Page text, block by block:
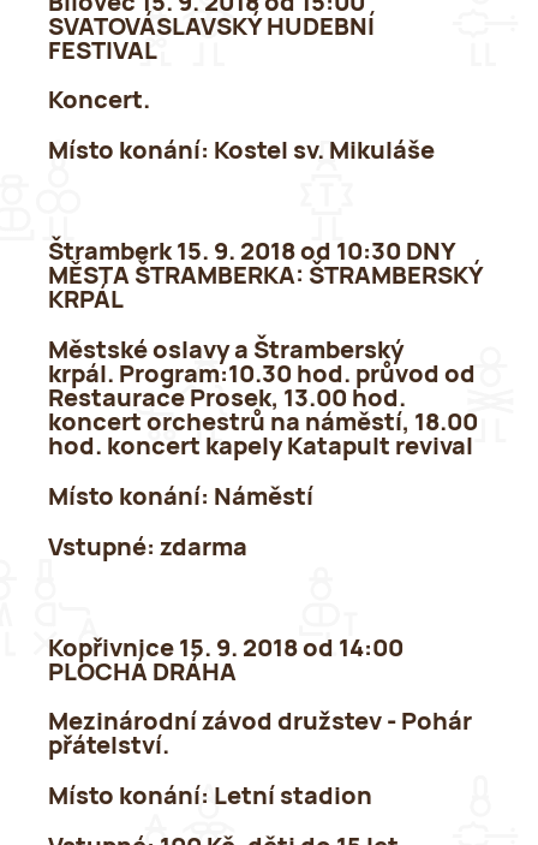
SVATOVÁSLAVSKÝ HUDEBNÍ
FESTIVAL
Koncert.
Místo konání: Kostel sv. Mikuláše
Štramberk 15. 9. 2018 od 10:30 DNY
MĚSTA ŠTRAMBERKA: ŠTRAMBERSKÝ
KRPÁL
Městské oslavy a Štramberský
krpál. Program:10.30 hod. průvod od
Restaurace Prosek, 13.00 hod.
koncert orchestrů na náměstí, 18.00
hod. koncert kapely Katapult revival
Místo konání: Náměstí
Vstupné: zdarma
Kopřivnice 15. 9. 2018 od 14:00
PLOCHÁ DRÁHA
Mezinárodní závod družstev - Pohár
přátelství.
Místo konání: Letní stadion